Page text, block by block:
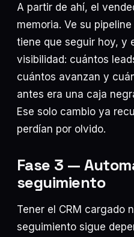
A partir de ahí, el
memoria. Ve su
tiene que seguir hoy, y
visibilidad: cuántos
cuántos avanzan y
antes era una caja
Ese solo cambio ya
perdían por olvido.
Fase 3 —
seguimiento
Tener el CRM cargado
seguimiento sigue